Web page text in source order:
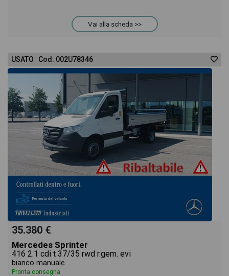
troverai anche il listino prezzi, eventuale offerta e
rata consigliata per l'acquisto del veicolo.
Vai alla scheda >>
USATO Cod. 002U78346
35.380 €
Mercedes Sprinter
416 2.1 cdi t 37/35 rwd r.gem. evi
bianco manuale
Pronta consegna